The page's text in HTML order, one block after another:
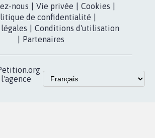
nous
Vie privée Cookies
de confidentialité
Conditions d'utilisation
Partenaires